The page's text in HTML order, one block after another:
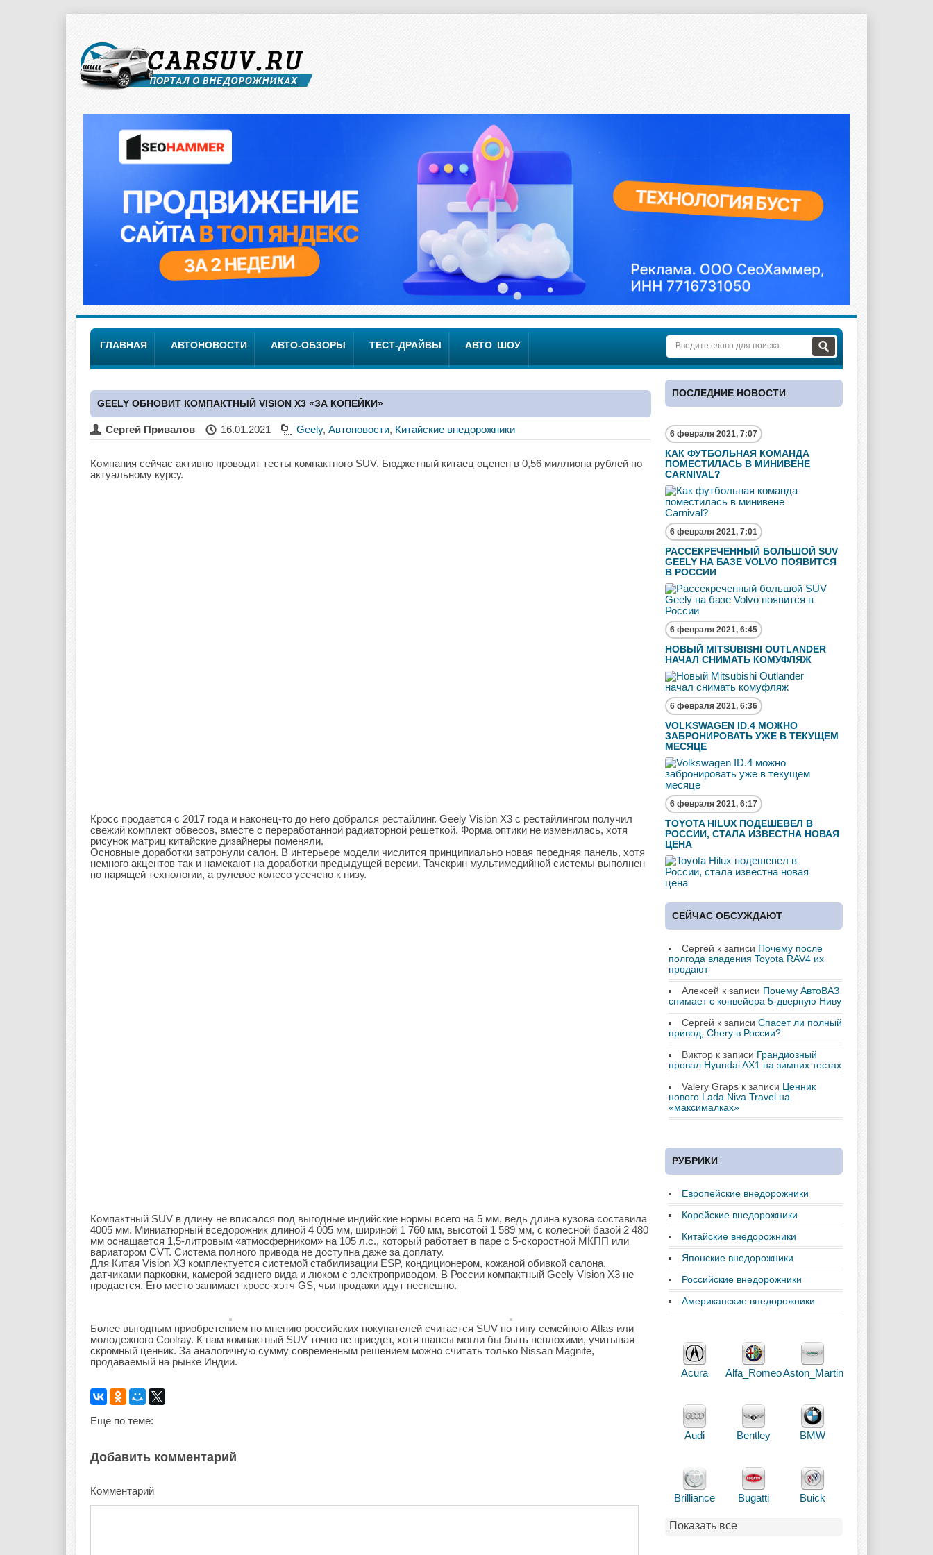
ГЛАВНАЯ АВТОНОВОСТИ АВТО-ОБЗОРЫ ТЕСТ-ДРАЙВЫ АВТО ШОУ
GEELY ОБНОВИТ КОМПАКТНЫЙ VISION X3 «ЗА КОПЕЙКИ»
Сергей Привалов 16.01.2021 Geely, Автоновости, Китайские внедорожники
Компания сейчас активно проводит тесты компактного SUV. Бюджетный китаец оценен в 0,56 миллиона рублей по
актуальному курсу.
Кросс продается с 2017 года и наконец-то до него добрался рестайлинг. Geely Vision X3 с рестайлингом получил
свежий комплект обвесов, вместе с переработанной радиаторной решеткой. Форма оптики не изменилась, хотя
рисунок матриц китайские дизайнеры поменяли.
Основные доработки затронули салон. В интерьере модели числится принципиально новая передняя панель, хотя
немного акцентов так и намекают на доработки предыдущей версии. Тачскрин мультимедийной системы выполнен
по парящей технологии, а рулевое колесо усечено к низу.
Компактный SUV в длину не вписался под выгодные индийские нормы всего на 5 мм, ведь длина кузова составила
4005 мм. Миниатюрный вседорожник длиной 4 005 мм, шириной 1 760 мм, высотой 1 589 мм, с колесной базой 2 480
мм оснащается 1,5-литровым «атмосферником» на 105 л.с., который работает в паре с 5-скоростной МКПП или
вариатором CVT. Система полного привода не доступна даже за доплату.
Для Китая Vision X3 комплектуется системой стабилизации ESP, кондиционером, кожаной обивкой салона,
датчиками парковки, камерой заднего вида и люком с электроприводом. В России компактный Geely Vision X3 не
продается. Его место занимает кросс-хэтч GS, чьи продажи идут неспешно.
Более выгодным приобретением по мнению российских покупателей считается SUV по типу семейного Atlas или
молодежного Coolray. К нам компактный SUV точно не приедет, хотя шансы могли бы быть неплохими, учитывая
скромный ценник. За аналогичную сумму современным решением можно считать только Nissan Magnite,
продаваемый на рынке Индии.
Еще по теме:
Добавить комментарий
Комментарий
ПОСЛЕДНИЕ НОВОСТИ
6 февраля 2021, 7:07
КАК ФУТБОЛЬНАЯ КОМАНДА
ПОМЕСТИЛАСЬ В МИНИВЕНЕ
CARNIVAL?
6 февраля 2021, 7:01
РАССЕКРЕЧЕННЫЙ БОЛЬШОЙ SUV
GEELY НА БАЗЕ VOLVO ПОЯВИТСЯ
В РОССИИ
6 февраля 2021, 6:45
НОВЫЙ MITSUBISHI OUTLANDER
НАЧАЛ СНИМАТЬ КОМУФЛЯЖ
6 февраля 2021, 6:36
VOLKSWAGEN ID.4 МОЖНО
ЗАБРОНИРОВАТЬ УЖЕ В ТЕКУЩЕМ
МЕСЯЦЕ
6 февраля 2021, 6:17
TOYOTA HILUX ПОДЕШЕВЕЛ В
РОССИИ, СТАЛА ИЗВЕСТНА НОВАЯ
ЦЕНА
СЕЙЧАС ОБСУЖДАЮТ
Сергей к записи Почему после
полгода владения Toyota RAV4 их
продают
Алексей к записи Почему АвтоВАЗ
снимает с конвейера 5-дверную Ниву
Сергей к записи Спасет ли полный
привод, Chery в России?
Виктор к записи Грандиозный
провал Hyundai AX1 на зимних тестах
Valery Graps к записи Ценник
нового Lada Niva Travel на
«максималках»
РУБРИКИ
Европейские внедорожники
Корейские внедорожники
Китайские внедорожники
Японские внедорожники
Российские внедорожники
Американские внедорожники
Acura Alfa_RomeoAston_Martin
Audi Bentley BMW
Brilliance Bugatti Buick
Показать все